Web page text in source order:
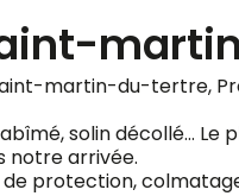
martin-du-tertre,
solin décollé…
notre arrivée.
protection,